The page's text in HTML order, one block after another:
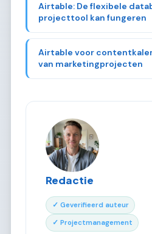
Airtable: De flexibele
projecttool kan fungeren
Airtable voor
van marketingprojecten
Redactie
✓ Geverifieerd auteur
✓ Projectmanagement